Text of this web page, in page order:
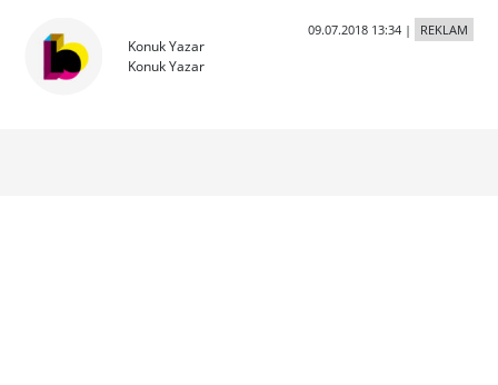
Konuk Yazar
Konuk Yazar
09.07.2018 13:34| REKLAM